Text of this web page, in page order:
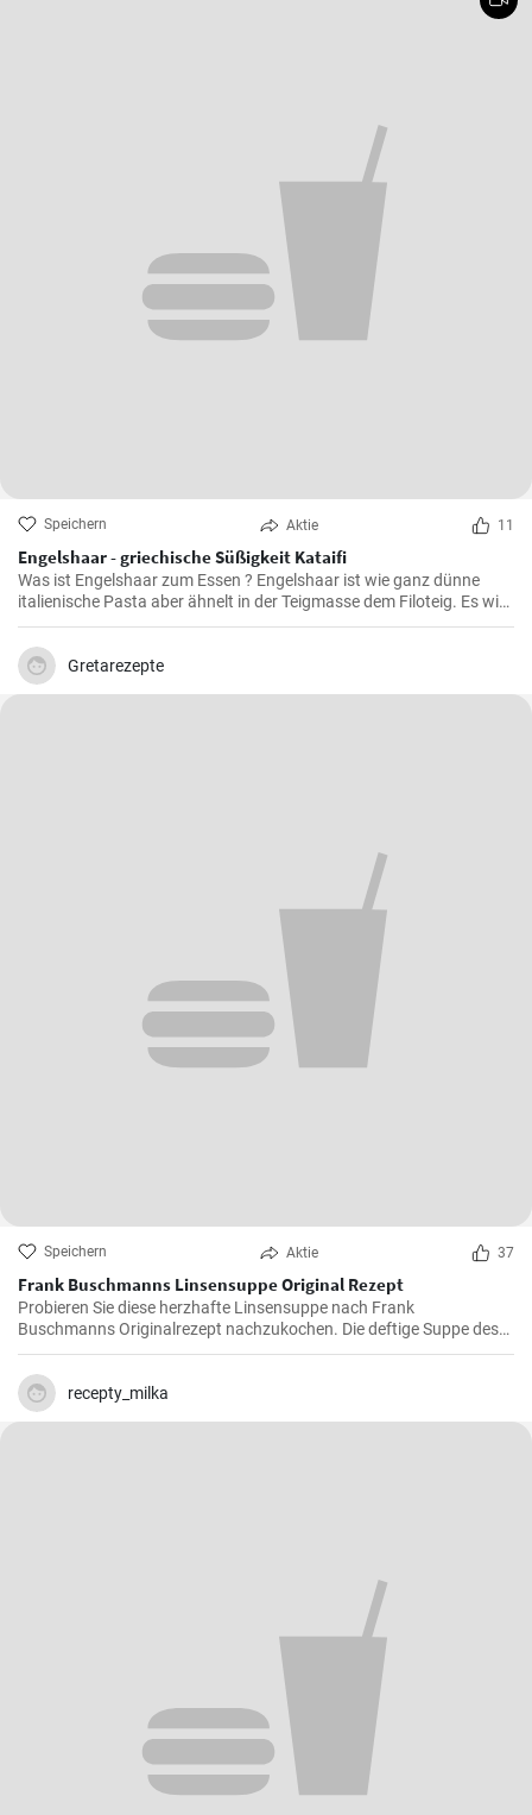
Speichern Aktie 11
Engelshaar - griechische Süßigkeit Kataifi
Was ist Engelshaar zum Essen ? Engelshaar ist wie ganz dünne
italienische Pasta aber ähnelt in der Teigmasse dem Filoteig. Es wird
im balkanischen Raum für Süßspeisen mit Nüssen und Gewürzen
gefüllt benutzt. Schauen Sie selbst wie es geht !
Gretarezepte
Speichern Aktie 37
Frank Buschmanns Linsensuppe Original Rezept
Probieren Sie diese herzhafte Linsensuppe nach Frank
Buschmanns Originalrezept nachzukochen. Die deftige Suppe des
Starkochs wird mit Linsen, verschiedenen Gewürzen und
Gemüsesorten zubereitet und mit Würstchenstücken angereichert.
Ein herzhaftes Familien Essen !
recepty_milka